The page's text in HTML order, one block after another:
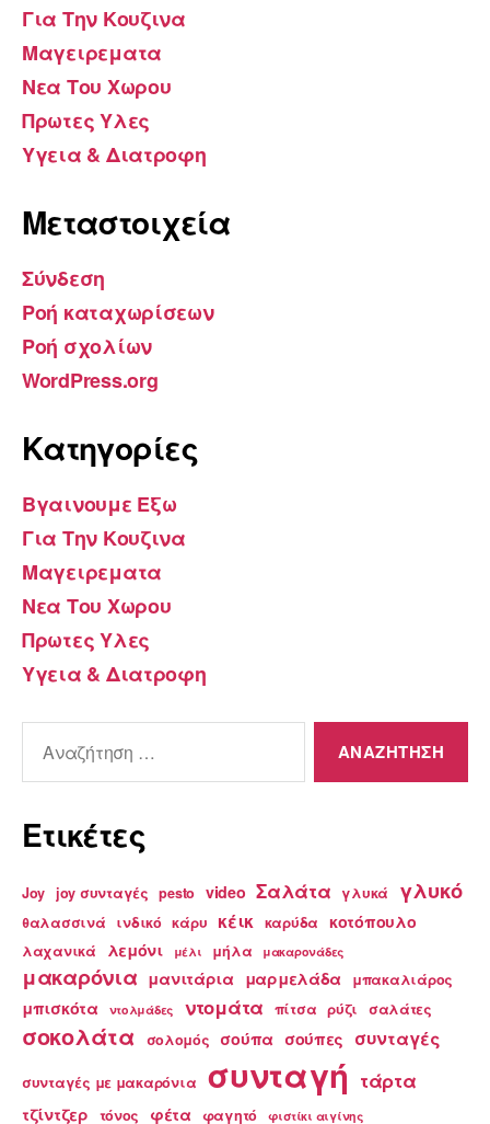
Για Την Κουζινα
Μαγειρεματα
Νεα Του Χωρου
Πρωτες Υλες
Υγεια & Διατροφη
Μεταστοιχεία
Σύνδεση
Ροή καταχωρίσεων
Ροή σχολίων
WordPress.org
Kατηγορίες
Βγαινουμε Εξω
Για Την Κουζινα
Μαγειρεματα
Νεα Του Χωρου
Πρωτες Υλες
Υγεια & Διατροφη
για:
Ετικέτες
Joy joy συνταγές pesto video Σαλάτα γλυκά γλυκό
θαλασσινά ινδικό κάρυ κέικ καρύδα κοτόπουλο
λαχανικά λεμόνι μέλι μήλα μακαρονάδες
μακαρόνια μανιτάρια μαρμελάδα μπακαλιάρος
μπισκότα ντολμάδες ντομάτα πίτσα ρύζι σαλάτες
σοκολάτα σολομός σούπα σούπες συνταγές
συνταγές με μακαρόνια συνταγή τάρτα
τζίντζερ τόνος φέτα φαγητό φιστίκι αιγίνης